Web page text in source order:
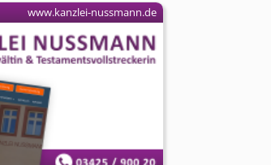
www.kanzlei-nussmann.de